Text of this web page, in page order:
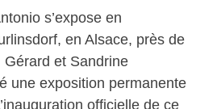
s’expose en
en Alsace, près de
Gérard et Sandrine
une exposition permanente
officielle de ce